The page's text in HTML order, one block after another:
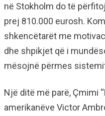
në Stokholm do të
prej 810.000 eurosh.
shkencëtarët me
dhe shpikjet që i
mësojnë përmes
Një ditë më parë, Çmimi
amerikanëve Victor